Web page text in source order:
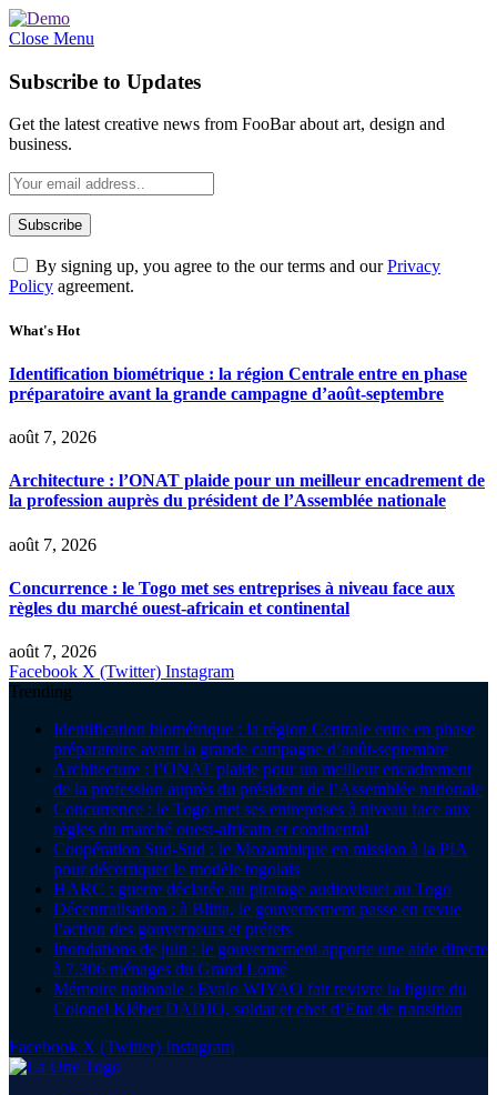
Close Menu
Subscribe to Updates
Get the latest creative news from FooBar about art, design and
business.
By signing up, you agree to the our terms and ourPrivacy
Policy agreement.
What's Hot
Identification biométrique : la région Centrale entre en phase
préparatoire avant la grande campagne d’août-septembre
août 7, 2026
Architecture : l’ONAT plaide pour un meilleur encadrement de
la profession auprès du président de l’Assemblée nationale
août 7, 2026
Concurrence : le Togo met ses entreprises à niveau face aux
règles du marché ouest-africain et continental
août 7, 2026
Facebook X (Twitter) Instagram
Trending
Identification biométrique : la région Centrale entre en phase
préparatoire avant la grande campagne d’août-septembre
Architecture : l’ONAT plaide pour un meilleur encadrement
de la profession auprès du président de l’Assemblée nationale
Concurrence : le Togo met ses entreprises à niveau face aux
règles du marché ouest-africain et continental
Coopération Sud-Sud : le Mozambique en mission à la PIA
pour décortiquer le modèle togolais
HARC : guerre déclarée au piratage audiovisuel au Togo
Décentralisation : à Blitta, le gouvernement passe en revue
l’action des gouverneurs et préfets
Inondations de juin : le gouvernement apporte une aide directe
à 7.306 ménages du Grand Lomé
Mémoire nationale : Evalo WIYAO fait revivre la figure du
Colonel Kléber DADJO, soldat et chef d’Etat de transition
Facebook X (Twitter) Instagram